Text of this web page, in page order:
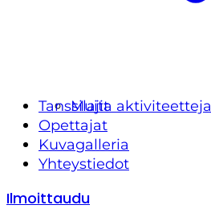
Muita aktiviteetteja
Tanssilajit
Opettajat
Kuvagalleria
Yhteystiedot
Ilmoittaudu